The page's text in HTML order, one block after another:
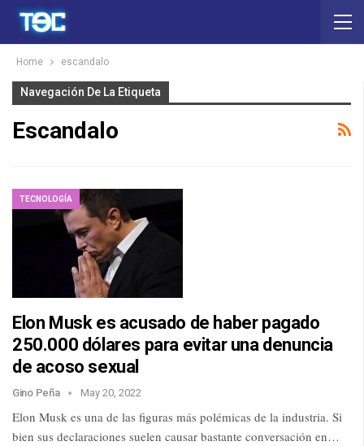
Home escandalo
Navegación De La Etiqueta
Escandalo
TECNOLOGÍA
Elon Musk es acusado de haber pagado
250.000 dólares para evitar una denuncia
de acoso sexual
Gino Peña May 20, 2022
Elon Musk es una de las figuras más polémicas de la industria. Si
bien sus declaraciones suelen causar bastante conversación en…